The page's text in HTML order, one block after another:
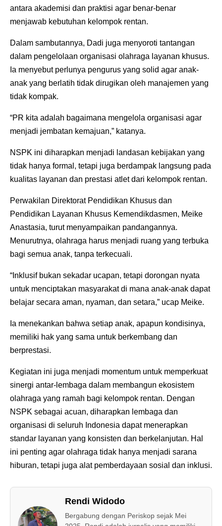
antara akademisi dan praktisi agar benar-benar
menjawab kebutuhan kelompok rentan.
Dalam sambutannya, Dadi juga menyoroti tantangan
dalam pengelolaan organisasi olahraga layanan khusus.
Ia menyebut perlunya pengurus yang solid agar anak-
anak yang berlatih tidak dirugikan oleh manajemen yang
tidak kompak.
“PR kita adalah bagaimana mengelola organisasi agar
menjadi jembatan kemajuan,” katanya.
NSPK ini diharapkan menjadi landasan kebijakan yang
tidak hanya formal, tetapi juga berdampak langsung pada
kualitas layanan dan prestasi atlet dari kelompok rentan.
Perwakilan Direktorat Pendidikan Khusus dan
Pendidikan Layanan Khusus Kemendikdasmen, Meike
Anastasia, turut menyampaikan pandangannya.
Menurutnya, olahraga harus menjadi ruang yang terbuka
bagi semua anak, tanpa terkecuali.
“Inklusif bukan sekadar ucapan, tetapi dorongan nyata
untuk menciptakan masyarakat di mana anak-anak dapat
belajar secara aman, nyaman, dan setara,” ucap Meike.
Ia menekankan bahwa setiap anak, apapun kondisinya,
memiliki hak yang sama untuk berkembang dan
berprestasi.
Kegiatan ini juga menjadi momentum untuk memperkuat
sinergi antar-lembaga dalam membangun ekosistem
olahraga yang ramah bagi kelompok rentan. Dengan
NSPK sebagai acuan, diharapkan lembaga dan
organisasi di seluruh Indonesia dapat menerapkan
standar layanan yang konsisten dan berkelanjutan. Hal
ini penting agar olahraga tidak hanya menjadi sarana
hiburan, tetapi juga alat pemberdayaan sosial dan inklusi.
Rendi Widodo
Bergabung dengan Periskop sejak Mei